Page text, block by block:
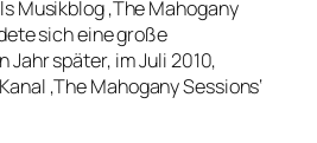
Musikblog ‚The Mahogany
sich eine große
Jahr später, im Juli 2010,
‚The Mahogany Sessions‘